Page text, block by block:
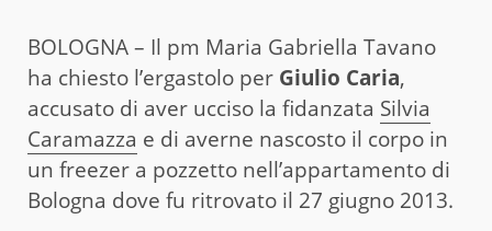
BOLOGNA – Il pm Maria Gabriella Tavano
ha chiesto l’ergastolo per Giulio Caria,
accusato di aver ucciso la fidanzata Silvia
Caramazza e di averne nascosto il corpo in
un freezer a pozzetto nell’appartamento di
Bologna dove fu ritrovato il 27 giugno 2013.